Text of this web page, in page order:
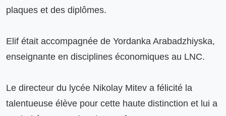
plaques et des diplômes.
Elif était accompagnée de Yordanka Arabadzhiyska,
enseignante en disciplines économiques au LNC.
Le directeur du lycée Nikolay Mitev a félicité la
talentueuse élève pour cette haute distinction et lui a